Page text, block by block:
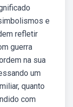
e
refletir
guerra
na sua
um
quanto
com